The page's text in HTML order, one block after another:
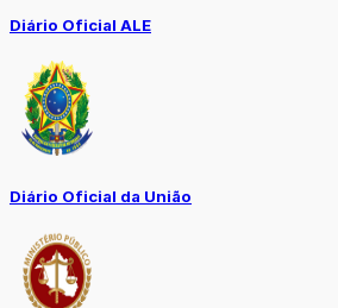
Diário Oficial ALE
Diário Oficial da União